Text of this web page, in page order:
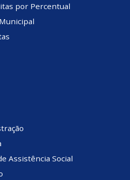
por Percentual
Assistência Social